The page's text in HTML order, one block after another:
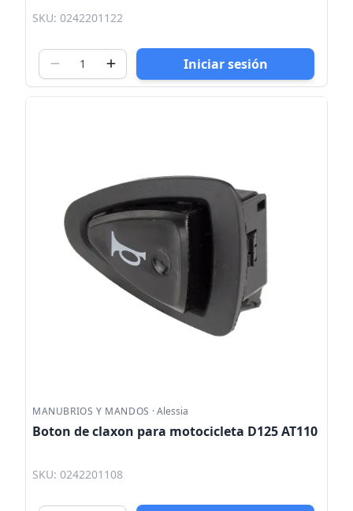
SKU: 0242201122
Iniciar sesión
MANUBRIOS Y MANDOS ·Alessia
Boton de claxon para motocicleta D125 AT110
SKU: 0242201108